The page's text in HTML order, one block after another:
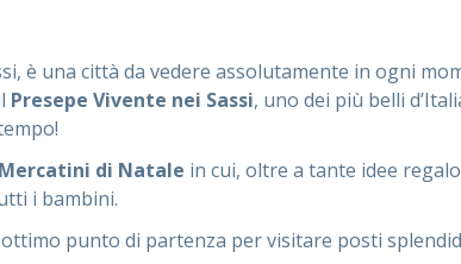
è una città da vedere assolutamente in ogni
Presepe Vivente nei Sassi, uno dei più belli
Mercatini di Natale in cui, oltre a tante idee
i bambini.
punto di partenza per visitare posti